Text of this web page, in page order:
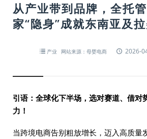
从产业带到品牌，全托
家“隐身”成就东南亚及
产业 网站来源：母婴电商 2026-
引语：全球化下半场，选对赛道、借对
力！
当跨境电商告别粗放增长，迈入高质量